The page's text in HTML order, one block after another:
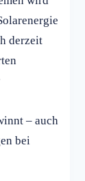
derzeit
– auch
bei